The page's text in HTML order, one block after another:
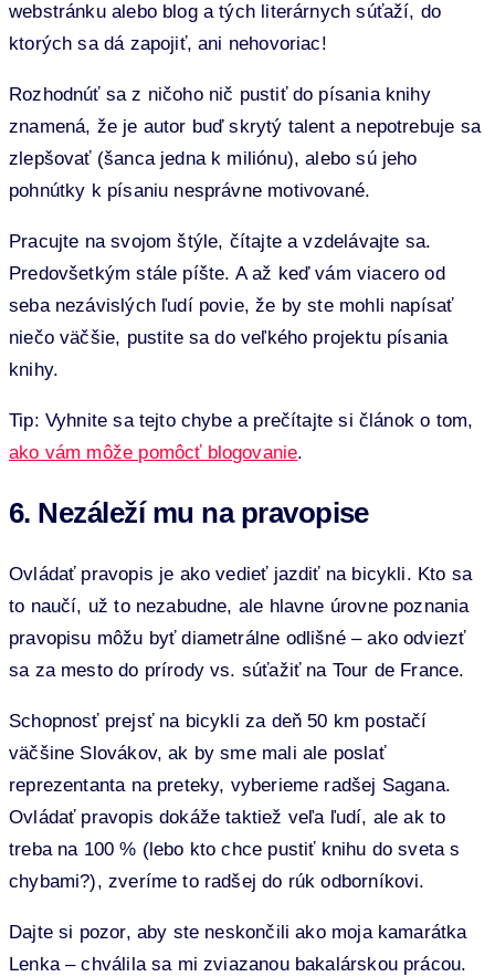
webstránku alebo blog a tých literárnych súťaží, do
ktorých sa dá zapojiť, ani nehovoriac!
Rozhodnúť sa z ničoho nič pustiť do písania knihy
znamená, že je autor buď skrytý talent a nepotrebuje sa
zlepšovať (šanca jedna k miliónu), alebo sú jeho
pohnútky k písaniu nesprávne motivované.
Pracujte na svojom štýle, čítajte a vzdelávajte sa.
Predovšetkým stále píšte. A až keď vám viacero od
seba nezávislých ľudí povie, že by ste mohli napísať
niečo väčšie, pustite sa do veľkého projektu písania
knihy.
Tip: Vyhnite sa tejto chybe a prečítajte si článok o tom,
ako vám môže pomôcť blogovanie.
6. Nezáleží mu na pravopise
Ovládať pravopis je ako vedieť jazdiť na bicykli. Kto sa
to naučí, už to nezabudne, ale hlavne úrovne poznania
pravopisu môžu byť diametrálne odlišné – ako odviezť
sa za mesto do prírody vs. súťažiť na Tour de France.
Schopnosť prejsť na bicykli za deň 50 km postačí
väčšine Slovákov, ak by sme mali ale poslať
reprezentanta na preteky, vyberieme radšej Sagana.
Ovládať pravopis dokáže taktiež veľa ľudí, ale ak to
treba na 100 % (lebo kto chce pustiť knihu do sveta s
chybami?), zveríme to radšej do rúk odborníkovi.
Dajte si pozor, aby ste neskončili ako moja kamarátka
Lenka – chválila sa mi zviazanou bakalárskou prácou.